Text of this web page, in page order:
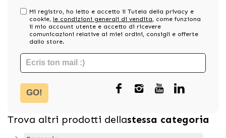
Mi registro, ho letto e accetto il Tutela della privacy e
cookie, le condizioni generali di vendita, come funziona
il mio account utente e accetto di ricevere
comunicazioni relative ai miei ordini, consigli e offerte
dallo store.
GO!
Trova altri prodotti dellastessa categoria